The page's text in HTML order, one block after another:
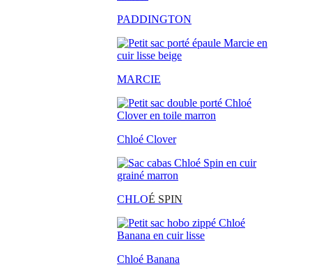
PADDINGTON
MARCIE
Chloé Clover
CHLOÉ SPIN
Chloé Banana